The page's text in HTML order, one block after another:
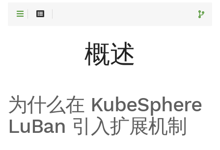
概述
为什么在 KubeSphere
LuBan 引入扩展机制